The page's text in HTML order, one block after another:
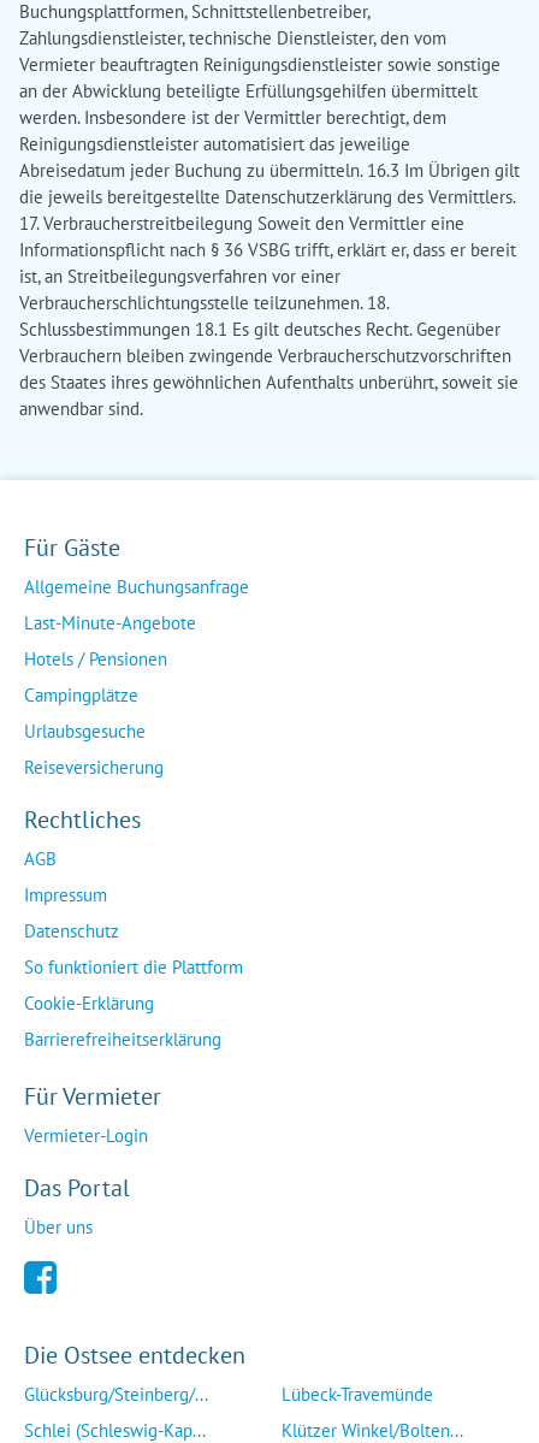
Für Gäste
Allgemeine Buchungsanfrage
Last-Minute-Angebote
Hotels / Pensionen
Campingplätze
Urlaubsgesuche
Reiseversicherung
Rechtliches
AGB
Impressum
Datenschutz
So funktioniert die Plattform
Cookie-Erklärung
Barrierefreiheitserklärung
Für Vermieter
Vermieter-Login
Das Portal
Über uns
Die Ostsee entdecken
Glücksburg/Steinberg/...
Schlei (Schleswig-Kap...
Lübeck-Travemünde
Klützer Winkel/Bolten...